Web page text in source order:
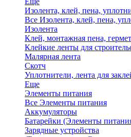
Изолента, клей, пена,
Все Изолента, клей, пена,
Изолента
Клей, монтажная пена,
Клейкие ленты для
Малярная лента
Скотч
Уплотнители, лента для
Еще
Элементы питания
Все Элементы питания
Аккумуляторы
Батарейки (Элементы
Зарядные устройства